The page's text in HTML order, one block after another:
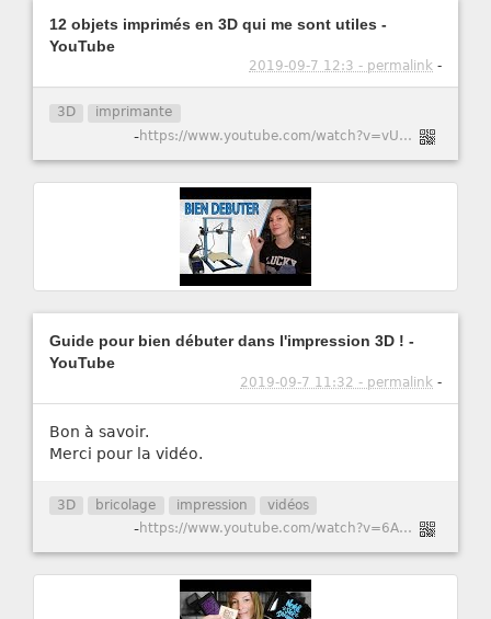
12 objets imprimés en 3D qui me sont utiles -
YouTube
2019-09-7 12:3 - permalink -
3D imprimante
- https://www.youtube.com/watch?v=vUtf8bmOQ3Y
Guide pour bien débuter dans l'impression 3D ! -
YouTube
2019-09-7 11:32 - permalink -
Bon à savoir.
Merci pour la vidéo.
3D bricolage impression vidéos
- https://www.youtube.com/watch?v=6AbovudN1vc